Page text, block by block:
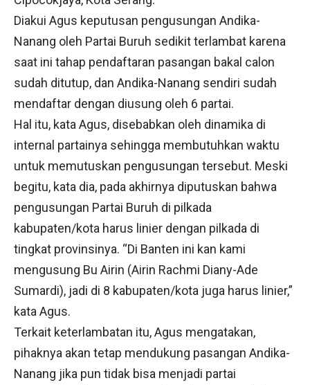
Diakui Agus keputusan pengusungan Andika-
Nanang oleh Partai Buruh sedikit terlambat karena
saat ini tahap pendaftaran pasangan bakal calon
sudah ditutup, dan Andika-Nanang sendiri sudah
mendaftar dengan diusung oleh 6 partai.
Hal itu, kata Agus, disebabkan oleh dinamika di
internal partainya sehingga membutuhkan waktu
untuk memutuskan pengusungan tersebut. Meski
begitu, kata dia, pada akhirnya diputuskan bahwa
pengusungan Partai Buruh di pilkada
kabupaten/kota harus linier dengan pilkada di
tingkat provinsinya. “Di Banten ini kan kami
mengusung Bu Airin (Airin Rachmi Diany-Ade
Sumardi), jadi di 8 kabupaten/kota juga harus linier,”
kata Agus.
Terkait keterlambatan itu, Agus mengatakan,
pihaknya akan tetap mendukung pasangan Andika-
Nanang jika pun tidak bisa menjadi partai